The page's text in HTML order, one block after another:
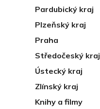
Pardubický kraj
Plzeňský kraj
Praha
Středočeský kraj
Ústecký kraj
Zlínský kraj
Knihy a filmy